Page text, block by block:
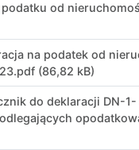
od
na podatek od
.pdf (86,82 kB)
do deklaracji DN-1-